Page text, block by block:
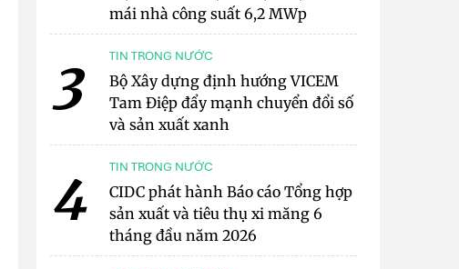
mái nhà công suất 6,2 MWp
3 TIN TRONG NƯỚC
Bộ Xây dựng định hướng VICEM
Tam Điệp đẩy mạnh chuyển đổi số
và sản xuất xanh
4 TIN TRONG NƯỚC
CIDC phát hành Báo cáo Tổng hợp
sản xuất và tiêu thụ xi măng 6
tháng đầu năm 2026